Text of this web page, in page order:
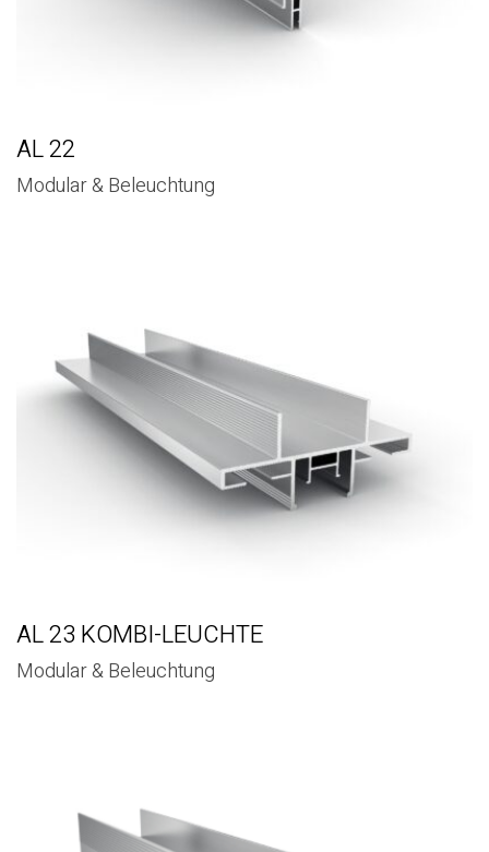
AL 22
Modular & Beleuchtung
AL 23 KOMBI-LEUCHTE
Modular & Beleuchtung